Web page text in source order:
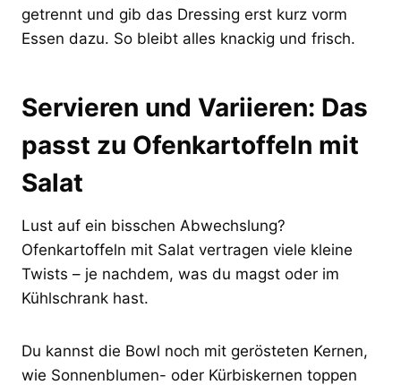
getrennt und gib das Dressing erst kurz vorm
Essen dazu. So bleibt alles knackig und frisch.
Servieren und Variieren: Das
passt zu Ofenkartoffeln mit
Salat
Lust auf ein bisschen Abwechslung?
Ofenkartoffeln mit Salat vertragen viele kleine
Twists – je nachdem, was du magst oder im
Kühlschrank hast.
Du kannst die Bowl noch mit gerösteten Kernen,
wie Sonnenblumen- oder Kürbiskernen toppen